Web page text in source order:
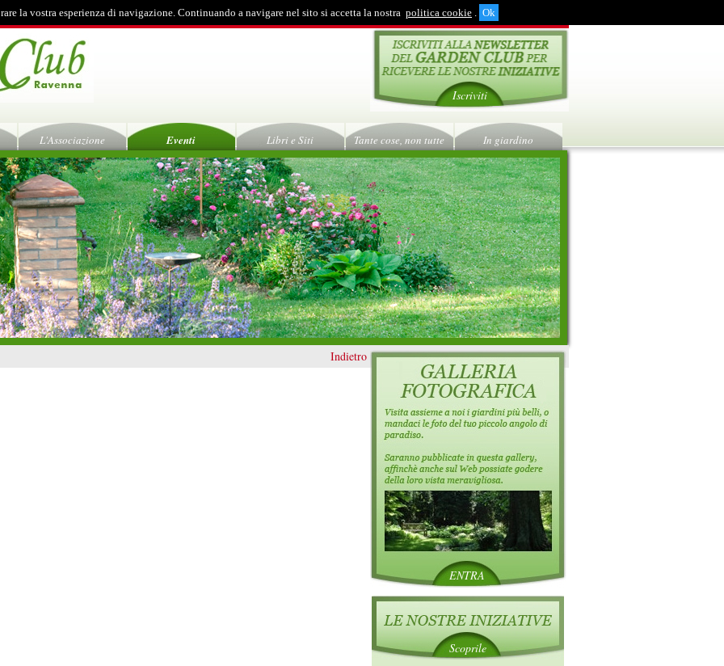
la vostra esperienza di navigazione. Continuando a navigare nel sito si accetta la nostra politica cookie .
Iscriviti
L'Associazione Eventi Libri e Siti Tante cose, non tutte In giardino
Indietro
ENTRA
Scoprile